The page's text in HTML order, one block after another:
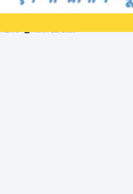
दो मासुम बच्चो को
March 12, 2026